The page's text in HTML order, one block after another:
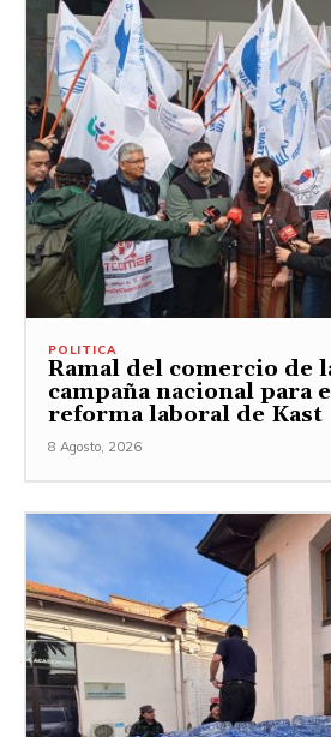
POLITICA
Ramal del comercio de
campaña nacional para
reforma laboral de Kast
8 Agosto, 2026